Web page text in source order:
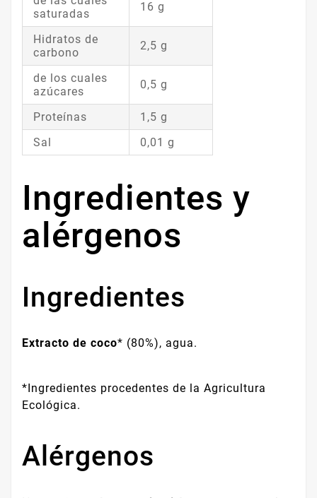
saturadas
16 g
Hidratos de
carbono
2,5 g
de los cuales
azúcares
0,5 g
Proteínas
1,5 g
Sal
0,01 g
Ingredientes y
alérgenos
Ingredientes
Extracto de coco* (80%), agua.
*Ingredientes procedentes de la Agricultura
Ecológica.
Alérgenos